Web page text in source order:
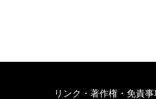
リンク・著作権・免責事